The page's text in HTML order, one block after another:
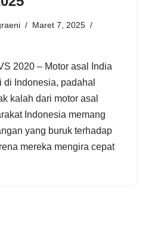
Maret 7, 2025
2020 – Motor asal India
di Indonesia, padahal
kalah dari motor asal
Indonesia memang
yang buruk terhadap
mereka mengira cepat